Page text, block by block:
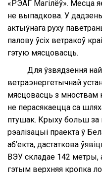
«РЭАГ Магілёў». Месца
не выпадкова. У
актыўнага руху
палову ўсіх ветракоў
гэтую мясцовасць.
Для ўзвядзення
ветраэнергетычнай
мясцовасць з мноствам
не перасякаецца са
птушак. Крыху больш за
рэалізацыі праекта ў
аб’екта, дастаткова
ВЭУ складае 142 метры,
гэтым верхняя кропка